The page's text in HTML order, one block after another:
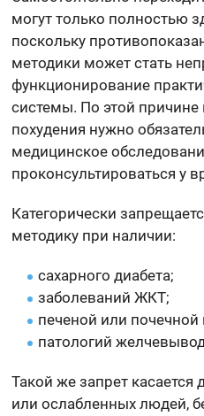
могут только полностью
поскольку
методики может стать
функционирование
системы. По этой причине
похудения нужно
медицинское
проконсультироваться у
Категорически
методику при наличии:
сахарного диабета;
заболеваний ЖКТ;
печеной или почечной
патологий
Такой же запрет
или ослабленных людей,